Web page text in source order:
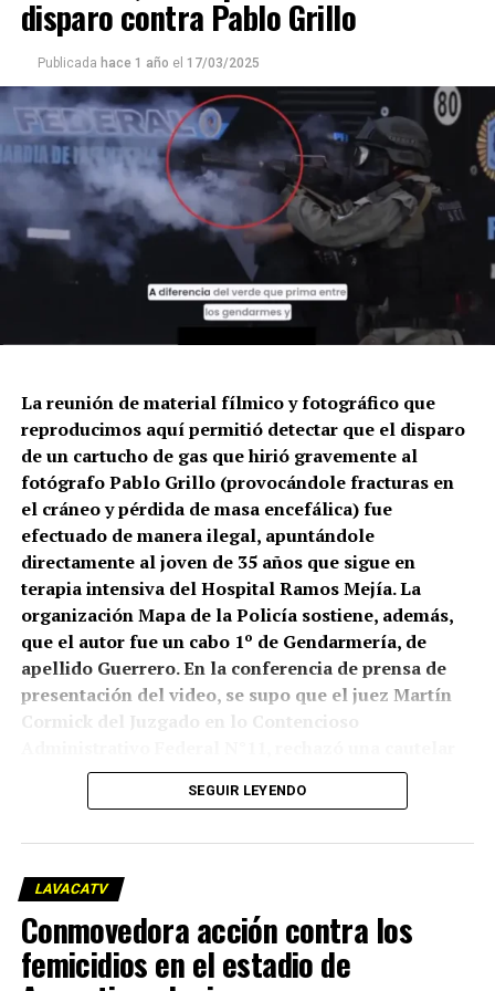
disparo contra Pablo Grillo
Publicada hace 1 año el 17/03/2025
La reunión de material fílmico y fotográfico que
reproducimos aquí permitió detectar que el disparo
de un cartucho de gas que hirió gravemente al
fotógrafo Pablo Grillo (provocándole fracturas en
el cráneo y pérdida de masa encefálica) fue
efectuado de manera ilegal, apuntándole
directamente al joven de 35 años que sigue en
terapia intensiva del Hospital Ramos Mejía. La
organización Mapa de la Policía sostiene, además,
que el autor fue un cabo 1º de Gendarmería, de
apellido Guerrero. En la conferencia de prensa de
presentación del video, se supo que el juez Martín
Cormick del Juzgado en lo Contencioso
que había presentado el Centro de Estudios Legales
y Sociales (CELS), que está intentando una
lo que sí planteó Cormick es que “ante la
proximidad de la marcha convocada para el
miércoles 19/03/25, que genera en los solicitantes la
incertidumbre acerca de que los hechos ya
SEGUIR LEYENDO
LAVACATV
Conmovedora acción contra los
femicidios en el estadio de